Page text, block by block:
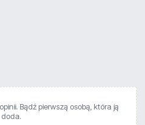
Bądź pierwszą osobą, która ją
doda.